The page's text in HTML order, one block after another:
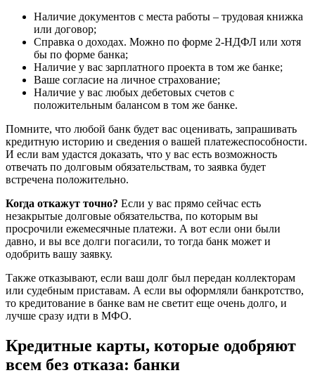
Наличие документов с места работы – трудовая книжка
или договор;
Справка о доходах. Можно по форме 2-НДФЛ или хотя
бы по форме банка;
Наличие у вас зарплатного проекта в том же банке;
Ваше согласие на личное страхование;
Наличие у вас любых дебетовых счетов с
положительным балансом в том же банке.
Помните, что любой банк будет вас оценивать, запрашивать
кредитную историю и сведения о вашей платежеспособности.
И если вам удастся доказать, что у вас есть возможность
отвечать по долговым обязательствам, то заявка будет
встречена положительно.
Когда откажут точно? Если у вас прямо сейчас есть
незакрытые долговые обязательства, по которым вы
просрочили ежемесячные платежи. А вот если они были
давно, и вы все долги погасили, то тогда банк может и
одобрить вашу заявку.
Также отказывают, если ваш долг был передан коллекторам
или судебным приставам. А если вы оформляли банкротство,
то кредитование в банке вам не светит еще очень долго, и
лучше сразу идти в МФО.
Кредитные карты, которые одобряют
всем без отказа: банки